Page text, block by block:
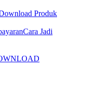
Produk
Cara Jadi